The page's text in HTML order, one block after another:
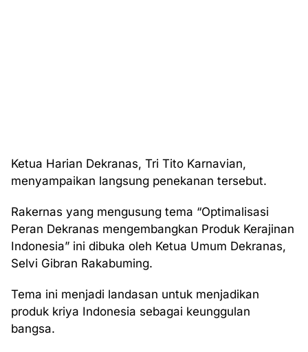
Ketua Harian Dekranas, Tri Tito Karnavian,
menyampaikan langsung penekanan tersebut.
Rakernas yang mengusung tema “Optimalisasi
Peran Dekranas mengembangkan Produk Kerajinan
Indonesia” ini dibuka oleh Ketua Umum Dekranas,
Selvi Gibran Rakabuming.
Tema ini menjadi landasan untuk menjadikan
produk kriya Indonesia sebagai keunggulan
bangsa.